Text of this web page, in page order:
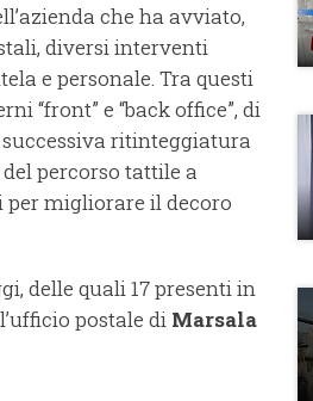
che ha avviato,
diversi interventi
e personale. Tra questi
“front” e “back office”, di
ritinteggiatura
percorso tattile a
migliorare il decoro
delle quali 17 presenti in
postale di Marsala